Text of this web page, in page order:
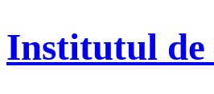
Institutul de